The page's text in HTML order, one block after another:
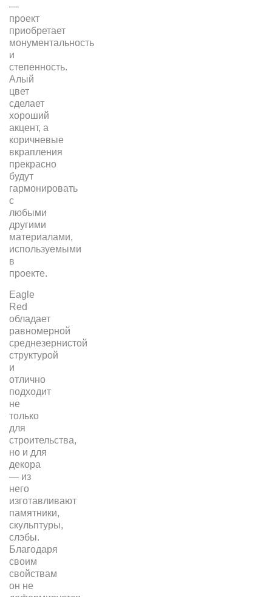
—
проект
приобретает
монументальность
и
степенность.
Алый
цвет
сделает
хороший
акцент, а
коричневые
вкрапления
прекрасно
будут
гармонировать
с
любыми
другими
материалами,
используемыми
в
проекте.
Eagle
Red
обладает
равномерной
среднезернистой
структурой
и
отлично
подходит
не
только
для
строительства,
но и для
декора
— из
него
изготавливают
памятники,
скульптуры,
слэбы.
Благодаря
своим
свойствам
он не